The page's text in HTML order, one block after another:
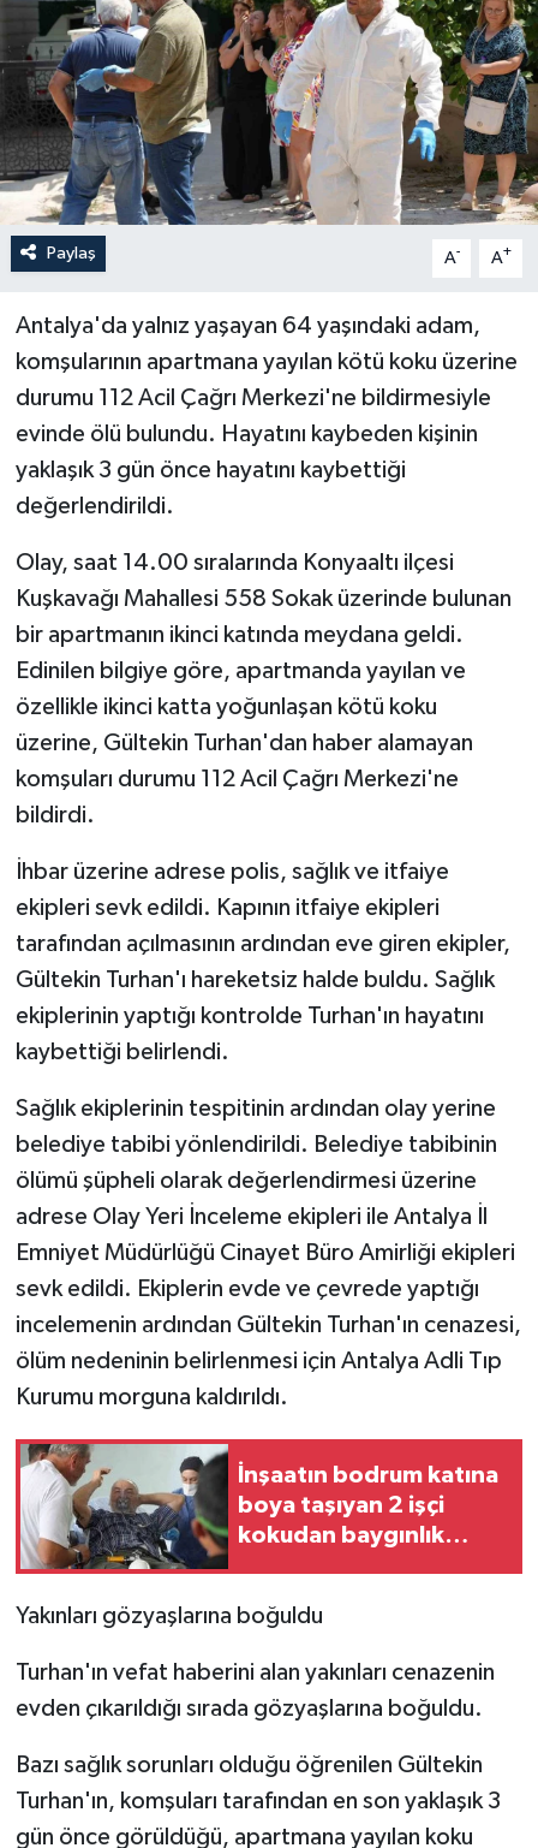
Paylaş A- A+
Antalya'da yalnız yaşayan 64 yaşındaki adam,
komşularının apartmana yayılan kötü koku üzerine
durumu 112 Acil Çağrı Merkezi'ne bildirmesiyle
evinde ölü bulundu. Hayatını kaybeden kişinin
yaklaşık 3 gün önce hayatını kaybettiği
değerlendirildi.
Olay, saat 14.00 sıralarında Konyaaltı ilçesi
Kuşkavağı Mahallesi 558 Sokak üzerinde bulunan
bir apartmanın ikinci katında meydana geldi.
Edinilen bilgiye göre, apartmanda yayılan ve
özellikle ikinci katta yoğunlaşan kötü koku
üzerine, Gültekin Turhan'dan haber alamayan
komşuları durumu 112 Acil Çağrı Merkezi'ne
bildirdi.
İhbar üzerine adrese polis, sağlık ve itfaiye
ekipleri sevk edildi. Kapının itfaiye ekipleri
tarafından açılmasının ardından eve giren ekipler,
Gültekin Turhan'ı hareketsiz halde buldu. Sağlık
ekiplerinin yaptığı kontrolde Turhan'ın hayatını
kaybettiği belirlendi.
Sağlık ekiplerinin tespitinin ardından olay yerine
belediye tabibi yönlendirildi. Belediye tabibinin
ölümü şüpheli olarak değerlendirmesi üzerine
adrese Olay Yeri İnceleme ekipleri ile Antalya İl
Emniyet Müdürlüğü Cinayet Büro Amirliği ekipleri
sevk edildi. Ekiplerin evde ve çevrede yaptığı
incelemenin ardından Gültekin Turhan'ın cenazesi,
ölüm nedeninin belirlenmesi için Antalya Adli Tıp
Kurumu morguna kaldırıldı.
İnşaatın bodrum katına
boya taşıyan 2 işçi
kokudan baygınlık
Yakınları gözyaşlarına boğuldu
Turhan'ın vefat haberini alan yakınları cenazenin
evden çıkarıldığı sırada gözyaşlarına boğuldu.
Bazı sağlık sorunları olduğu öğrenilen Gültekin
Turhan'ın, komşuları tarafından en son yaklaşık 3
gün önce görüldüğü, apartmana yayılan koku